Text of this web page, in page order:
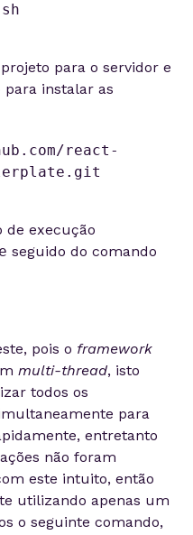
para o servidor e
instalar as
react-
de execução
seguido do comando
pois o framework
multi-thread, isto
todos os
para
entretanto
não foram
este intuito, então
utilizando apenas um
o seguinte comando,